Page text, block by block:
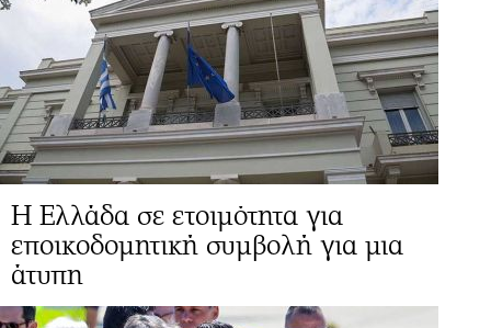
Η Ελλάδα σε ετοιμότητα για
εποικοδομητική συμβολή για μια
άτυπη